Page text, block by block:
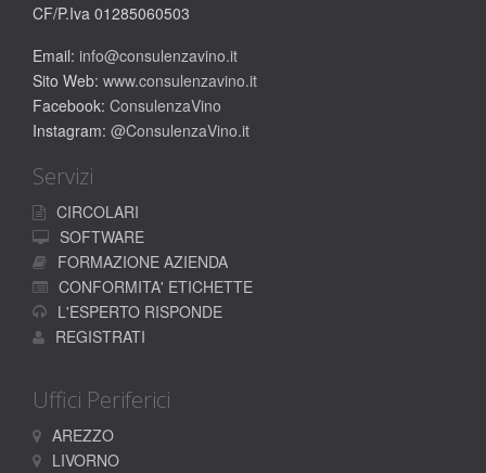
CF/P.Iva 01285060503
Email: info@consulenzavino.it
Sito Web: www.consulenzavino.it
Facebook: ConsulenzaVino
Instagram: @ConsulenzaVino.it
Servizi
CIRCOLARI
SOFTWARE
FORMAZIONE AZIENDA
CONFORMITA' ETICHETTE
L'ESPERTO RISPONDE
REGISTRATI
Uffici Periferici
AREZZO
LIVORNO